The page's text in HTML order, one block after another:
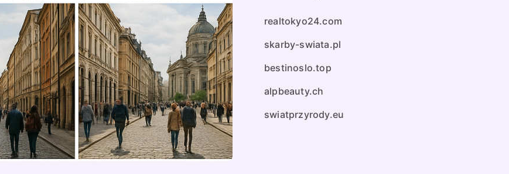
realtokyo24.com
skarby-swiata.pl
bestinoslo.top
alpbeauty.ch
swiatprzyrody.eu